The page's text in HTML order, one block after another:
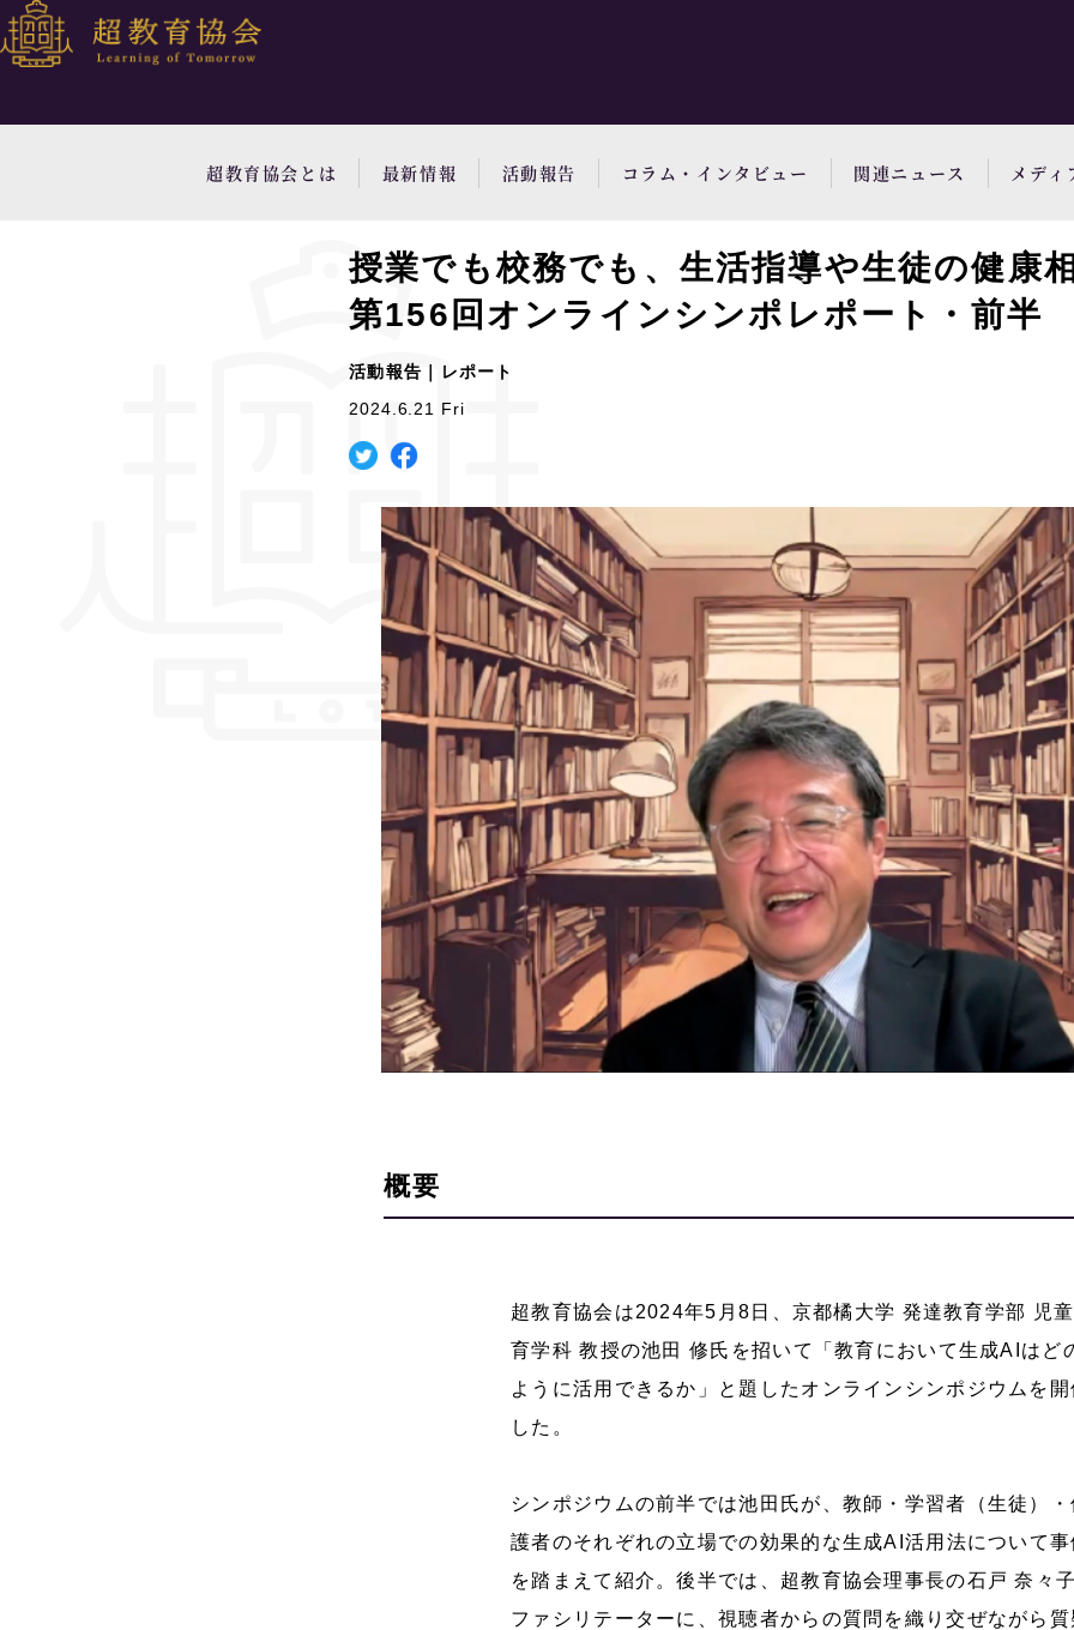
超教育協会とは 最新情報 活動報告 コラム・インタビュー 関連ニュース メディ
授業でも校務でも、生活指導や生徒の健康
第156回オンラインシンポレポート・前半
活動報告｜レポート
2024.6.21 Fri
概要
超教育協会は2024年5月8日、京都橘大学 発達教育学部 児
育学科 教授の池田 修氏を招いて「教育において生成AIはど
ように活用できるか」と題したオンラインシンポジウムを開
した。
シンポジウムの前半では池田氏が、教師・学習者（生徒）・
護者のそれぞれの立場での効果的な生成AI活用法について事
を踏まえて紹介。後半では、超教育協会理事長の石戸 奈々
ファシリテーターに、視聴者からの質問を織り交ぜながら質